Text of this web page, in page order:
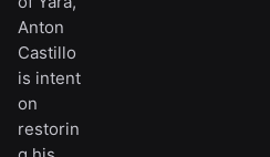
Anton
Castillo
is intent
on
restorin